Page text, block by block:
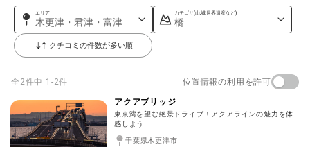
エリア
木更津・君津・富津
カテゴリ(山,城,世界遺産など)
橋
クチコミの件数が多い順
全 2件中 1-2件 位置情報の利用を許可
アクアブリッジ
東京湾を望む絶景ドライブ！アクアラインの魅力を体
感しよう
千葉県木更津市